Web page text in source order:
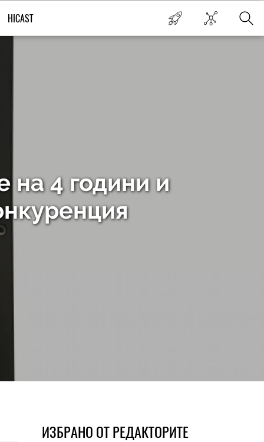
HICAST
на 4 години и
ИЗБРАНО ОТ РЕДАКТОРИТЕ